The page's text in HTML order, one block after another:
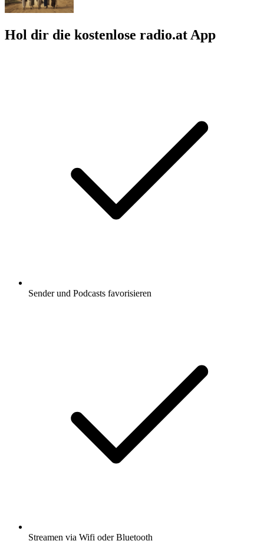
Hol dir die kostenlose radio.at App
Sender und Podcasts favorisieren
Streamen via Wifi oder Bluetooth